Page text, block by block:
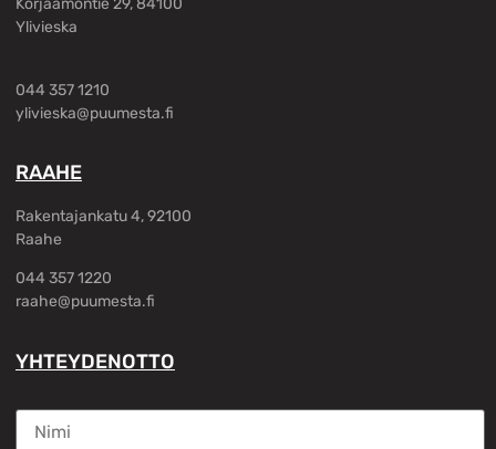
Korjaamontie 29, 84100
Ylivieska
044 357 1210
ylivieska@puumesta.fi
RAAHE
Rakentajankatu 4, 92100
Raahe
044 357 1220
raahe@puumesta.fi
YHTEYDENOTTO